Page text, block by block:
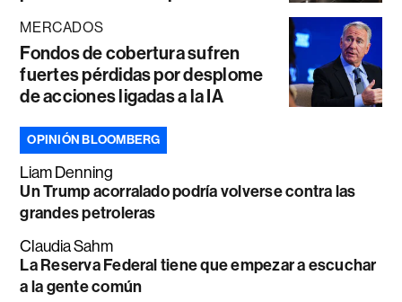
MERCADOS
Fondos de cobertura sufren
fuertes pérdidas por desplome
de acciones ligadas a la IA
OPINIÓN BLOOMBERG
Liam Denning
Un Trump acorralado podría volverse contra las
grandes petroleras
Claudia Sahm
La Reserva Federal tiene que empezar a escuchar
a la gente común